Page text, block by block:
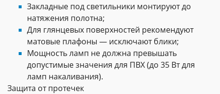
Закладные под светильники монтируют до
натяжения полотна;
Для глянцевых поверхностей рекомендуют
матовые плафоны — исключают блики;
Мощность ламп не должна превышать
допустимые значения для ПВХ (до 35 Вт для
ламп накаливания).
Защита от протечек